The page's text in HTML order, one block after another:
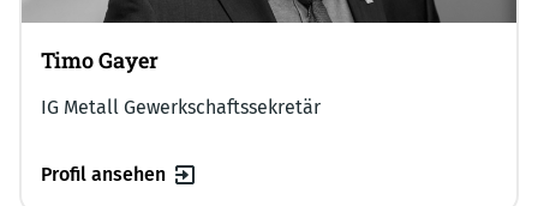
Timo Gayer
IG Metall Gewerkschaftssekretär
Profil ansehen